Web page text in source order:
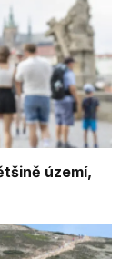
území,